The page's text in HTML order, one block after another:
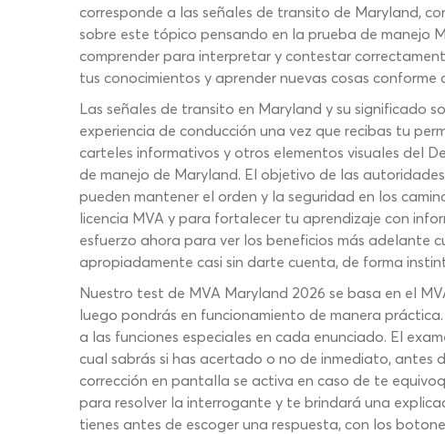
corresponde a las señales de transito de Maryland,
sobre este tópico pensando en la prueba de manejo
comprender para interpretar y contestar
tus conocimientos y aprender nuevas cosas conforme
Las señales de transito en Maryland y su significado
experiencia de conducción una vez que recibas tu
carteles informativos y otros elementos visuales del
de manejo de Maryland. El objetivo de las
pueden mantener el orden y la seguridad en los
licencia MVA y para fortalecer tu aprendizaje con
esfuerzo ahora para ver los beneficios más adelante
apropiadamente casi sin darte cuenta, de forma
Nuestro test de MVA Maryland 2026 se basa en el
luego pondrás en funcionamiento de manera
a las funciones especiales en cada enunciado. El
cual sabrás si has acertado o no de inmediato, antes
corrección en pantalla se activa en caso de te
para resolver la interrogante y te brindará una
tienes antes de escoger una respuesta, con los